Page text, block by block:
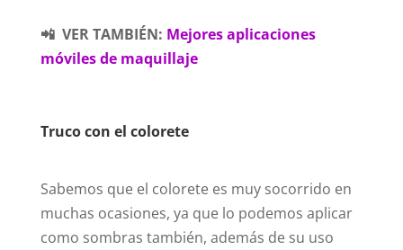
📲 VER TAMBIÉN: Mejores aplicaciones
móviles de maquillaje
Truco con el colorete
Sabemos que el colorete es muy socorrido en
muchas ocasiones, ya que lo podemos aplicar
como sombras también, además de su uso